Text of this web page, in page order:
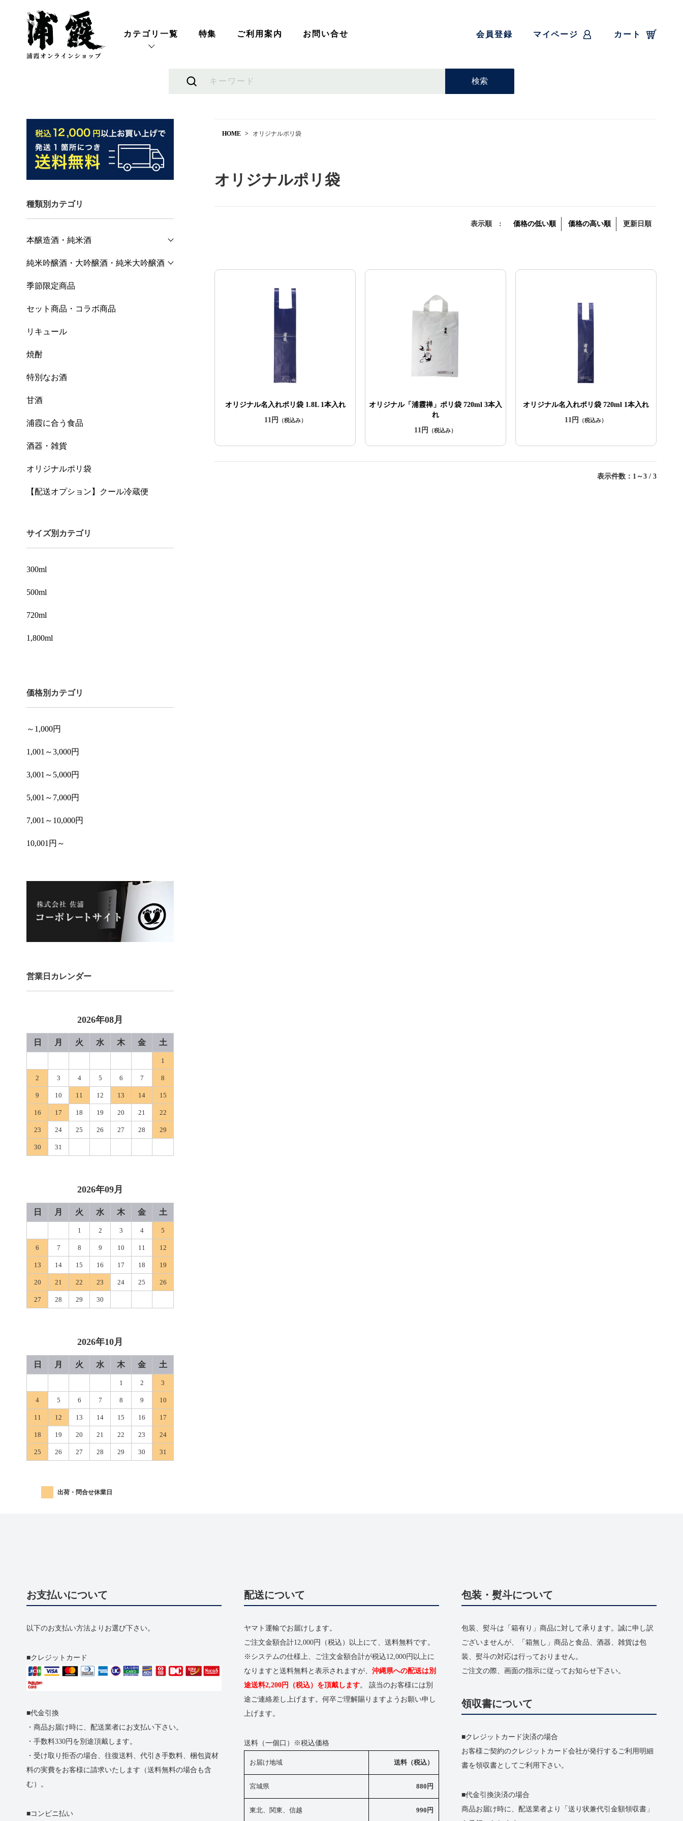
カテゴリ一覧 特集 ご利用案内 お問い合せ 会員登録 マイページ カート
HOME オリジナルポリ袋
オリジナルポリ袋
表示順 : 価格の低い順 価格の高い順 更新日順
オリジナル名入れポリ袋 1.8L 1本入れ
11円
（税込み）
オリジナル「浦霞禅」ポリ袋 720ml 3本入
れ
11円
（税込み）
オリジナル名入れポリ袋 720ml 1本入れ
11円
（税込み）
表示件数：1～3 / 3
種類別カテゴリ
本醸造酒・純米酒
純米吟醸酒・大吟醸酒・純米大吟醸酒
季節限定商品
セット商品・コラボ商品
リキュール
焼酎
特別なお酒
甘酒
浦霞に合う食品
酒器・雑貨
オリジナルポリ袋
【配送オプション】クール冷蔵便
サイズ別カテゴリ
300ml
500ml
720ml
1,800ml
価格別カテゴリ
～1,000円
1,001～3,000円
3,001～5,000円
5,001～7,000円
7,001～10,000円
10,001円～
営業日カレンダー
2026年08月
日 月 火 水 木 金 土
1
2 3 4 5 6 7 8
9 10 11 12 13 14 15
16 17 18 19 20 21 22
23 24 25 26 27 28 29
30 31
2026年09月
日 月 火 水 木 金 土
1 2 3 4 5
6 7 8 9 10 11 12
13 14 15 16 17 18 19
20 21 22 23 24 25 26
27 28 29 30
2026年10月
日 月 火 水 木 金 土
1 2 3
4 5 6 7 8 9 10
11 12 13 14 15 16 17
18 19 20 21 22 23 24
25 26 27 28 29 30 31
出荷・問合せ休業日
お支払いについて
以下のお支払い方法よりお選び下さい。
クレジットカード
代金引換
・商品お届け時に、配送業者にお支払い下さい。
・手数料330円を別途頂戴します。
・受け取り拒否の​場合、​往復送料、​代引き手数料、​梱包資材
料の​実費を​お客様に​請求いたします​（送料無料の​場合も​含
む）。
コンビニ払い
配送について
ヤマト運輸でお届けします。
ご注文金額合計12,000円（税込）以上にて、送料無料です。
※システムの仕様上、ご注文金額合計が税込12,000円以上に
なりますと送料無料と表示されますが、 沖縄県への配送は別
途送料2,200円（税込）を頂戴します。 該当のお客様には別
途ご連絡差し上げます。何卒ご理解賜りますようお願い申し
上げます。
送料（一個口）※税込価格
お届け地域 送料（税込）
宮城県 880円
東北、関東、信越 990円
包装・熨斗について
包装、熨斗は「箱有り」商品に対して承ります。誠に申し訳
ございませんが、「箱無し」商品と食品、酒器、雑貨は包
装、熨斗の対応は行っておりません。
ご注文の際、画面の指示に従ってお知らせ下さい。
領収書について
クレジットカード決済の場合
お客様ご契約のクレジットカード会社が発行するご利用明細
書を領収書としてご利用下さい。
代金引換決済の場合
商品お届け時に、配送業者より「送り状兼代引金額領収書」